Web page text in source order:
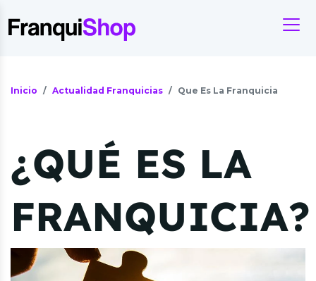
Inicio Actualidad Franquicias Que Es La Franquicia
¿QUÉ ES LA
FRANQUICIA?